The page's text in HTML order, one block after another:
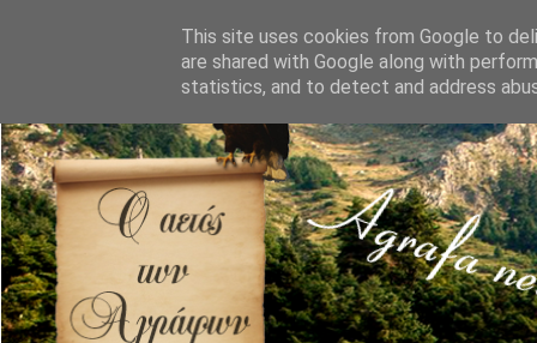
This site uses cookies from Google to
are shared with Google along with
statistics, and to detect and address